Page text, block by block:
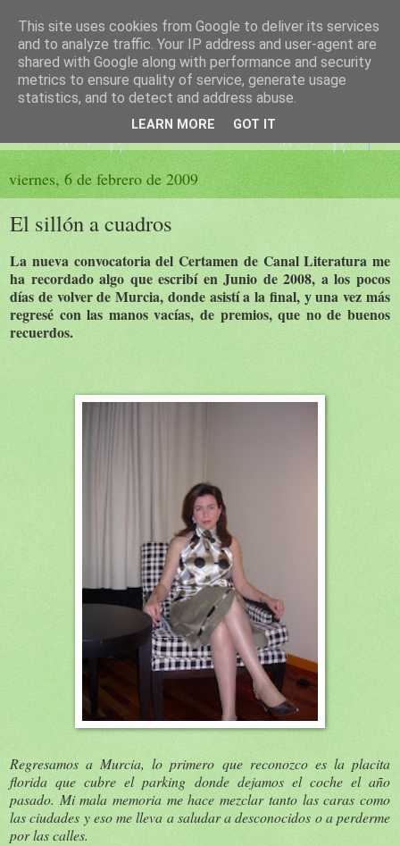
El sueño de las palabras
PÁGINA LITERARIA DE FELISA MORENO
viernes, 6 de febrero de 2009
El sillón a cuadros
La nueva convocatoria del Certamen de Canal Literatura me
ha recordado algo que escribí en Junio de 2008, a los pocos
días de volver de Murcia, donde asistí a la final, y una vez más
regresé con las manos vacías, de premios, que no de buenos
recuerdos.
Regresamos a Murcia, lo primero que reconozco es la placita
florida que cubre el parking donde dejamos el coche el año
pasado. Mi mala memoria me hace mezclar tanto las caras como
las ciudades y eso me lleva a saludar a desconocidos o a perderme
por las calles.
This site uses cookies from Google to deliver its services
and to analyze traffic. Your IP address and user-agent are
shared with Google along with performance and security
metrics to ensure quality of service, generate usage
statistics, and to detect and address abuse.
LEARN MORE GOT IT